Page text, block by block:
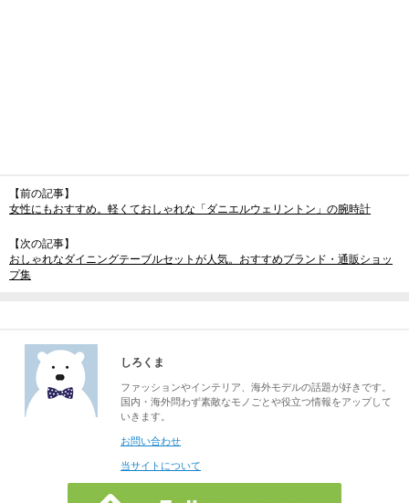
【前の記事】
女性にもおすすめ。軽くておしゃれな「ダニエルウェリントン」の腕時計
【次の記事】
おしゃれなダイニングテーブルセットが人気。おすすめブランド・通販ショッ
プ集
しろくま
ファッションやインテリア、海外モデルの話題が好きです。
国内・海外問わず素敵なモノごとや役立つ情報をアップして
いきます。
お問い合わせ
当サイトについて